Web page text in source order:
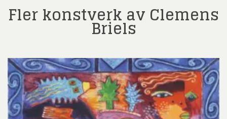
Fler konstverk av Clemens
Briels